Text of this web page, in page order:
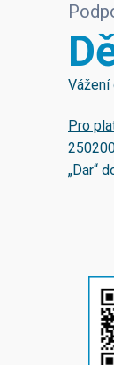
Vážení
Pro
„Dar“